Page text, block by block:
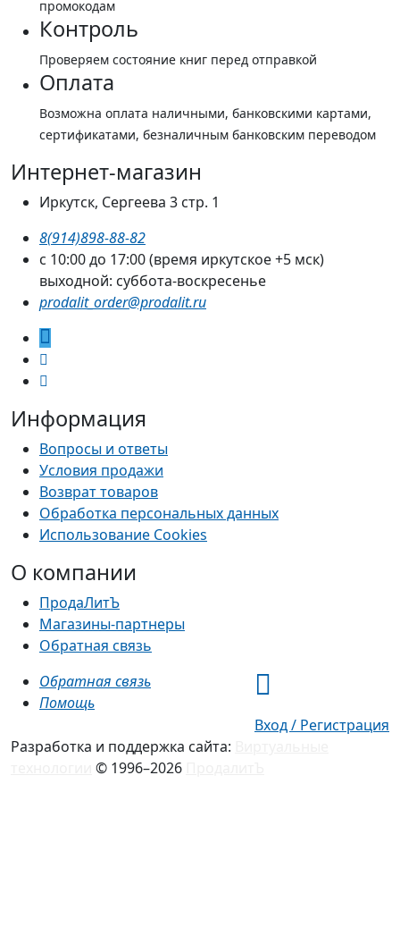
промокодам
Контроль
Проверяем состояние книг перед отправкой
Оплата
Возможна оплата наличными, банковскими картами,
сертификатами, безналичным банковским переводом
Интернет-магазин
Иркутск, Сергеева 3 стр. 1
8(914)898-88-82
с 10:00 до 17:00 (время иркутское +5 мск)
выходной: суббота-воскресенье
prodalit_order@prodalit.ru
Информация
Вопросы и ответы
Условия продажи
Возврат товаров
Обработка персональных данных
Использование Cookies
О компании
ПродаЛитЪ
Магазины-партнеры
Обратная связь
Обратная связь
Помощь
Вход / Регистрация
Разработка и поддержка сайта:
© 1996–2026